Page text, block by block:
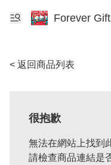
Forever
< 返回商品列表
很抱歉
無法在網站上找到
請檢查商品連結是